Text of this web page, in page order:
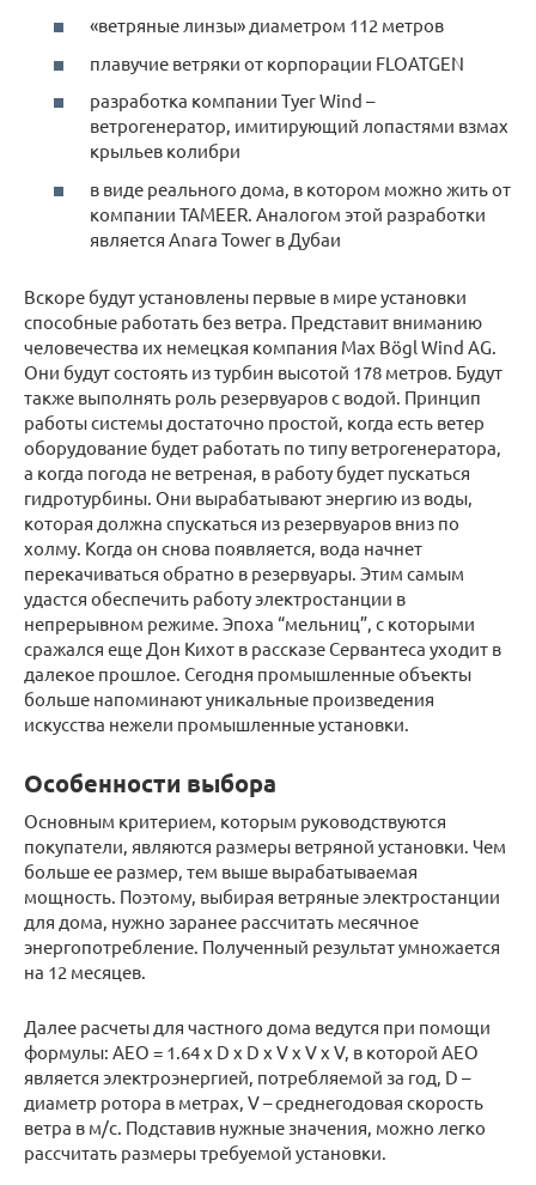
«ветряные линзы» диаметром 112 метров
плавучие ветряки от корпорации FLOATGEN
разработка компании Tyer Wind –
ветрогенератор, имитирующий лопастями взмах
крыльев колибри
в виде реального дома, в котором можно жить от
компании TAMEER. Аналогом этой разработки
является Anara Tower в Дубаи
Вскоре будут установлены первые в мире установки
способные работать без ветра. Представит вниманию
человечества их немецкая компания Max Bögl Wind AG.
Они будут состоять из турбин высотой 178 метров. Будут
также выполнять роль резервуаров с водой. Принцип
работы системы достаточно простой, когда есть ветер
оборудование будет работать по типу ветрогенератора,
а когда погода не ветреная, в работу будет пускаться
гидротурбины. Они вырабатывают энергию из воды,
которая должна спускаться из резервуаров вниз по
холму. Когда он снова появляется, вода начнет
перекачиваться обратно в резервуары. Этим самым
удастся обеспечить работу электростанции в
непрерывном режиме. Эпоха “мельниц”, с которыми
сражался еще Дон Кихот в рассказе Сервантеса уходит в
далекое прошлое. Сегодня промышленные объекты
больше напоминают уникальные произведения
искусства нежели промышленные установки.
Особенности выбора
Основным критерием, которым руководствуются
покупатели, являются размеры ветряной установки. Чем
больше ее размер, тем выше вырабатываемая
мощность. Поэтому, выбирая ветряные электростанции
для дома, нужно заранее рассчитать месячное
энергопотребление. Полученный результат умножается
на 12 месяцев.
Далее расчеты для частного дома ведутся при помощи
формулы: AEO = 1.64 х D х D х V х V х V, в которой АЕО
является электроэнергией, потребляемой за год, D –
диаметр ротора в метрах, V – среднегодовая скорость
ветра в м/с. Подставив нужные значения, можно легко
рассчитать размеры требуемой установки.